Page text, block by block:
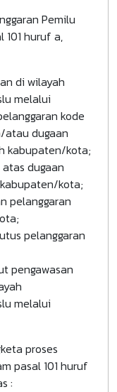
Pemilu
101 huruf a,
di wilayah
melalui
kode
atau dugaan
kabupaten/kota;
dugaan
kota;
pelanggaran
pelanggaran
pengawasan
melalui
proses
pasal 101 huruf
: